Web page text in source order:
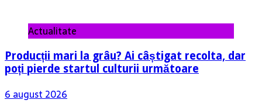
Actualitate
Producții mari la grâu? Ai câștigat recolta, dar
poți pierde startul culturii următoare
6 august 2026